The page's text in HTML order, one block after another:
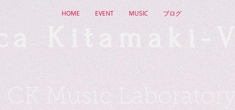
HOME EVENT MUSIC ブログ
Kitamaki-
CK Music Laboratory